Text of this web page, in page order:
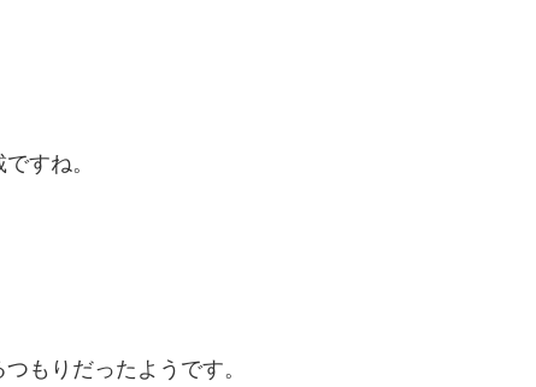
すね。
もりだったようです。